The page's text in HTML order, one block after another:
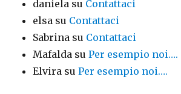
daniela su Contattaci
elsa su Contattaci
Sabrina su Contattaci
Mafalda suPer esempio noi….
Elvira suPer esempio noi….